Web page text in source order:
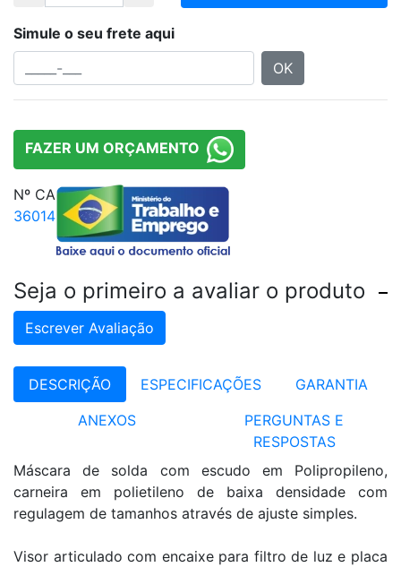
Simule o seu frete aqui
OK
FAZER UM ORÇAMENTO
Nº CA
36014
Seja o primeiro a avaliar o produto
Escrever Avaliação
DESCRIÇÃO ESPECIFICAÇÕES
GARANTIA
ANEXOS
PERGUNTAS E
RESPOSTAS
Máscara de solda com escudo em Polipropileno,
carneira em polietileno de baixa densidade com
regulagem de tamanhos através de ajuste simples.
Visor articulado com encaixe para filtro de luz e placa